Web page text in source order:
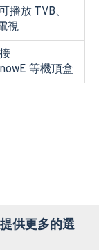
播放 TVB、
視
等機頂盒
供更多的選